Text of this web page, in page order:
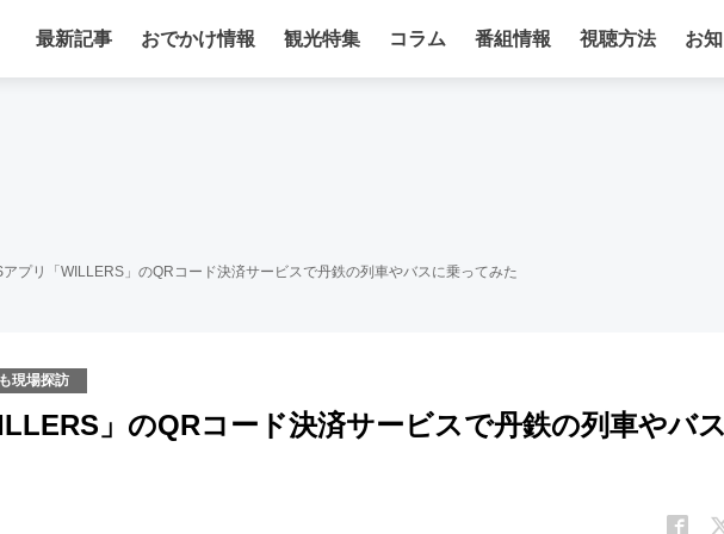
最新記事 おでかけ情報 観光特集 コラム 番組情報 視聴方法 お
アプリ「WILLERS」のQRコード決済サービスで丹鉄の列車やバスに乗ってみた
現場探訪
」のQRコード決済サービスで丹鉄の列車やバ